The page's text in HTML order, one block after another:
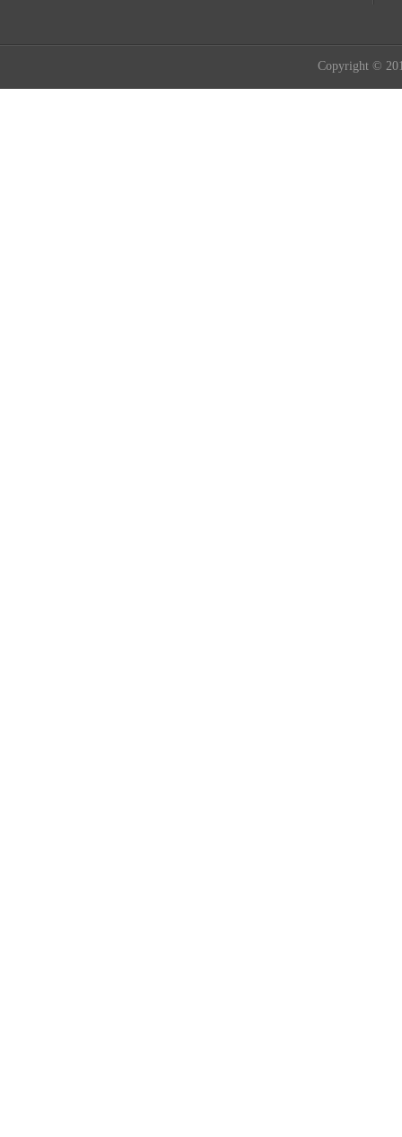
Copyright ©